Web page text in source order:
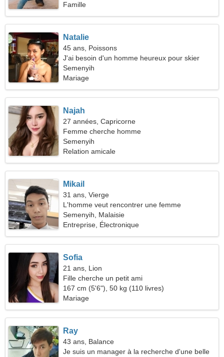
Famille
Natalie
45 ans, Poissons
J'ai besoin d'un homme heureux pour skier
ensemble
Semenyih
Mariage
Najah
27 années, Capricorne
Femme cherche homme
Semenyih
Relation amicale
Mikail
31 ans, Vierge
L'homme veut rencontrer une femme
Semenyih, Malaisie
Entreprise, Électronique
Sofia
21 ans, Lion
Fille cherche un petit ami
167 cm (5'6"), 50 kg (110 livres)
Mariage
Ray
43 ans, Balance
Je suis un manager à la recherche d'une belle